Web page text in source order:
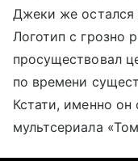
Джеки же остался
Логотип с грозно
просуществовал
по времени
Кстати, именно он
мультсериала